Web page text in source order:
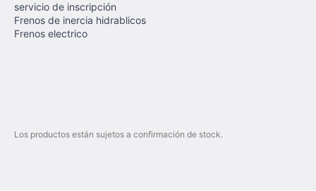
servicio de inscripción
Frenos de inercia hidrablicos
Frenos electrico
Los productos están sujetos a confirmación de stock.